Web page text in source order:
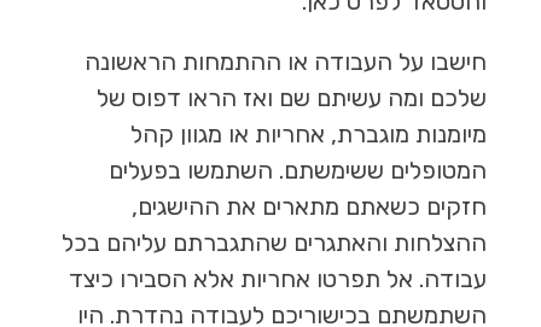
חישבו על העבודה או ההתמחות הראשונה
שלכם ומה עשיתם שם ואז הראו דפוס של
מיומנות מוגברת, אחריות או מגוון קהל
המטופלים ששימשתם. השתמשו בפעלים
חזקים כשאתם מתארים את ההישגים,
ההצלחות והאתגרים שהתגברתם עליהם בכל
עבודה. אל תפרטו אחריות אלא הסבירו כיצד
השתמשתם בכישוריכם לעבודה נהדרת. היו